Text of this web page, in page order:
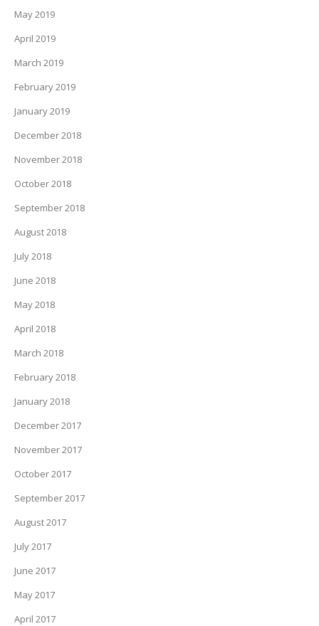
May 2019
April 2019
March 2019
February 2019
January 2019
December 2018
November 2018
October 2018
September 2018
August 2018
July 2018
June 2018
May 2018
April 2018
March 2018
February 2018
January 2018
December 2017
November 2017
October 2017
September 2017
August 2017
July 2017
June 2017
May 2017
April 2017